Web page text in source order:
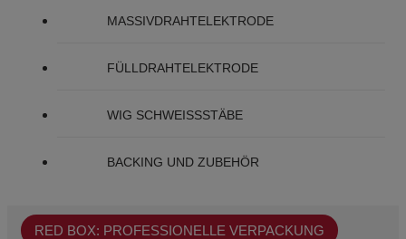
MASSIVDRAHTELEKTRODE
FÜLLDRAHTELEKTRODE
WIG SCHWEISSSTÄBE
BACKING UND ZUBEHÖR
RED BOX: PROFESSIONELLE VERPACKUNG